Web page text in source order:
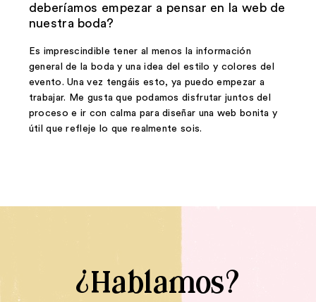
deberíamos empezar a pensar en la web de
nuestra boda?
Es imprescindible tener al menos la información
general de la boda y una idea del estilo y colores del
evento. Una vez tengáis esto, ya puedo empezar a
trabajar. Me gusta que podamos disfrutar juntos del
proceso e ir con calma para diseñar una web bonita y
útil que refleje lo que realmente sois.
¿Hablamos?